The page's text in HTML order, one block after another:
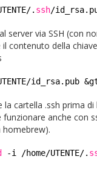
. ssh/id_rsa
server via SSH (con
contenuto della
id_rsa.pub
la cartella .ssh prima
anche con
homebrew).
-i /home/UTENTE/.